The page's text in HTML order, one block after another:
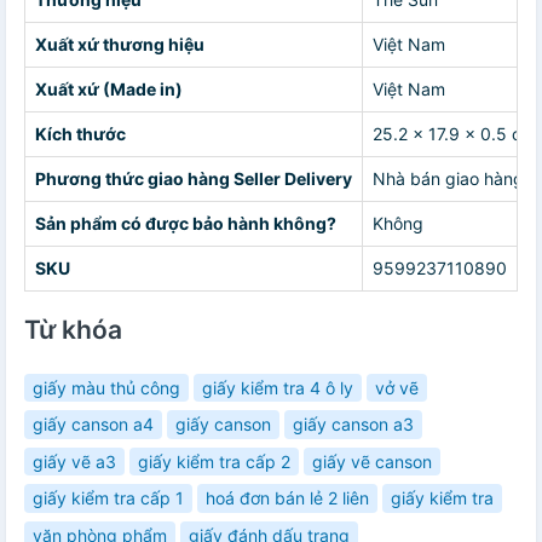
Xuất xứ thương hiệu Việt Nam
Xuất xứ (Made in) Việt Nam
Kích thước 25.2 x 17.9 x 0.5 cm
Phương thức giao hàng Seller Delivery Nhà bán giao hàng
Sản phẩm có được bảo hành không? Không
SKU 9599237110890
Từ khóa
giấy màu thủ công giấy kiểm tra 4 ô ly
vở vẽ
giấy canson a4
giấy canson
giấy canson a3
giấy vẽ a3
giấy kiểm tra cấp 2
giấy vẽ canson
giấy kiểm tra cấp 1
hoá đơn bán lẻ 2 liên
giấy kiểm tra
văn phòng phẩm
giấy đánh dấu trang